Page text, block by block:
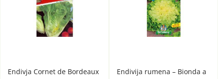
Endivja Cornet de Bordeaux
Endivija rumena – Bionda a